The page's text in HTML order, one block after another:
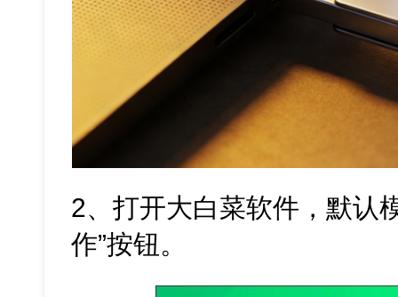
2、打开大白菜软件，默认
作”按钮。